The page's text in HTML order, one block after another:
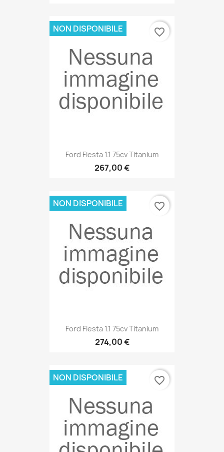
Ford Fiesta 1.1 75cv Titanium
267,00 €
NON DISPONIBILE favorite_border
Ford Fiesta 1.1 75cv Titanium
274,00 €
NON DISPONIBILE favorite_border
NON DISPONIBILE favorite_border